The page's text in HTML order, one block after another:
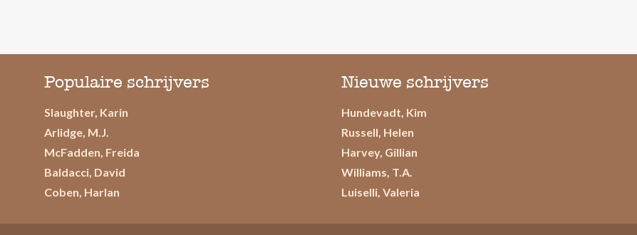
Populaire schrijvers
Slaughter, Karin
Arlidge, M.J.
McFadden, Freida
Baldacci, David
Coben, Harlan
Nieuwe schrijvers
Hundevadt, Kim
Russell, Helen
Harvey, Gillian
Williams, T.A.
Luiselli, Valeria